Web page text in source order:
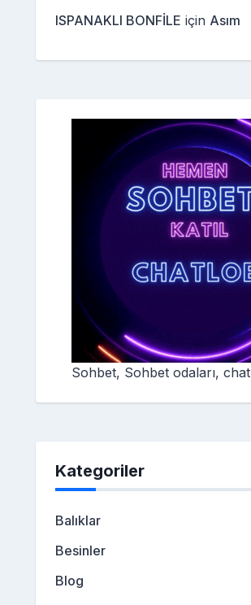
ISPANAKLI BONFİLE için Asım
Sohbet, Sohbet odaları, chat
Kategoriler
Balıklar
Besinler
Blog